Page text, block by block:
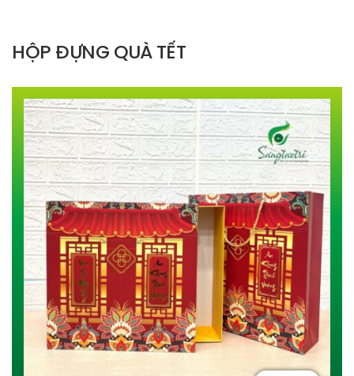
HỘP ĐỰNG QUÀ TẾT